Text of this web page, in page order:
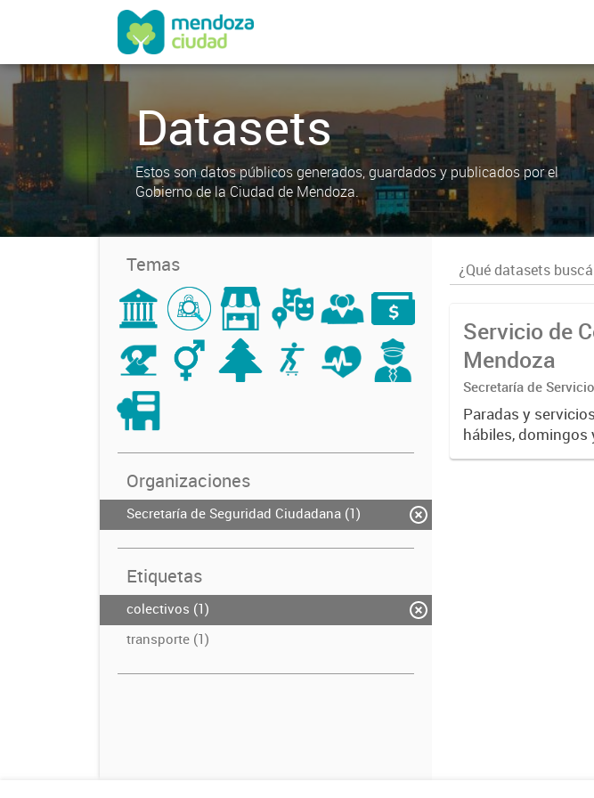
Datasets
Estos son datos públicos generados, guardados y publicados por el
Gobierno de la Ciudad de Mendoza.
Temas
Organizaciones
Secretaría de Seguridad Ciudadana (1)
Etiquetas
colectivos (1)
transporte (1)
Servicio de
Mendoza
Secretaría de
Paradas y
hábiles, domingos